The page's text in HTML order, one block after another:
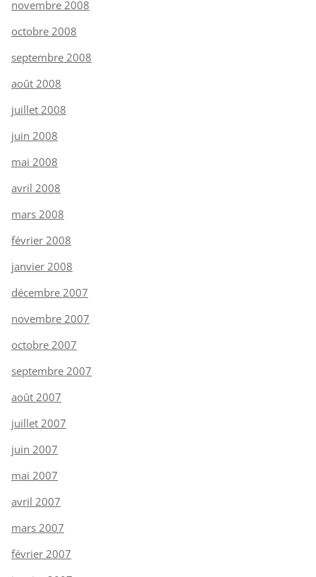
novembre 2008
octobre 2008
septembre 2008
août 2008
juillet 2008
juin 2008
mai 2008
avril 2008
mars 2008
février 2008
janvier 2008
décembre 2007
novembre 2007
octobre 2007
septembre 2007
août 2007
juillet 2007
juin 2007
mai 2007
avril 2007
mars 2007
février 2007